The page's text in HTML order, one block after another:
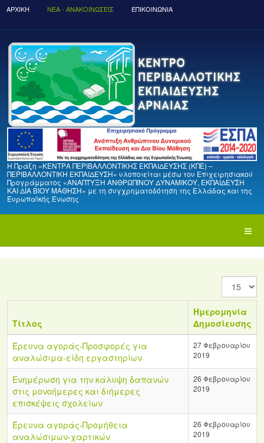
ΑΡΧΙΚΉ ΝΈΑ - ΑΝΑΚΟΙΝΏΣΕΙΣ ΕΠΙΚΟΙΝΩΝΙΑ
Η Πράξη «ΚΕΝΤΡΑ ΠΕΡΙΒΑΛΛΟΝΤΙΚΗΣ ΕΚΠΑΙΔΕΥΣΗΣ (ΚΠΕ) –
ΠΕΡΙΒΑΛΛΟΝΤΙΚΗ ΕΚΠΑΙΔΕΥΣΗ» υλοποιείται μέσω του Επιχειρησιακού
Προγράμματος «ΑΝΑΠΤΥΞΗ ΑΝΘΡΩΠΙΝΟΥ ΔΥΝΑΜΙΚΟΥ, ΕΚΠΑΙΔΕΥΣΗ
ΚΑΙ ΔΙΑ ΒΙΟΥ ΜΑΘΗΣΗ» με τη συγχρηματοδότηση της Ελλάδας και της
Ευρωπαϊκής Ένωσης
Τίτλος
Ημερομηνία
Δημοσίευσης
Έρευνα αγοράς-Προσφορές για
αναλώσιμα-είδη εργαστηρίων
27 Φεβρουαρίου
2019
Ενημέρωση για την κάλυψη δαπανών
στις μονοήμερες και διήμερες
επισκέψεις σχολείων
26 Φεβρουαρίου
2019
Έρευνα αγοράς-Προμήθεια
αναλώσιμων-χαρτικών
26 Φεβρουαρίου
2019